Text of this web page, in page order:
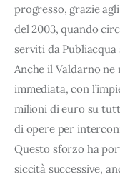
progresso, grazie
del 2003, quando
serviti da
Anche il Valdarno ne
immediata, con
milioni di euro su
di opere per
Questo sforzo ha
siccità successive,